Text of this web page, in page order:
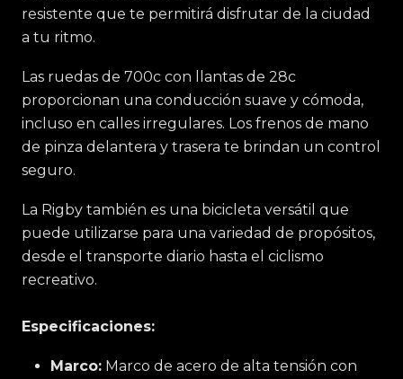
resistente que te permitirá disfrutar de la ciudad
a tu ritmo.
Las ruedas de 700c con llantas de 28c
proporcionan una conducción suave y cómoda,
incluso en calles irregulares. Los frenos de mano
de pinza delantera y trasera te brindan un control
seguro.
La Rigby también es una bicicleta versátil que
puede utilizarse para una variedad de propósitos,
desde el transporte diario hasta el ciclismo
recreativo.
Especificaciones:
Marco: Marco de acero de alta tensión con